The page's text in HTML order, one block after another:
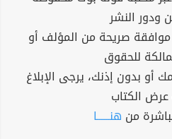
ودور النشر
صريحة من المؤلف أو
للحقوق
أو بدون إذنك، يرجى الإبلاغ
عرض الكتاب
من هنــــــا